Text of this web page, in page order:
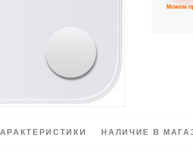
Можем
НАЛИЧИЕ В